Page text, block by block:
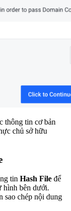
thông tin cơ bản
chủ sở hữu
tin Hash File để
hình bên dưới.
sao chép nội dung